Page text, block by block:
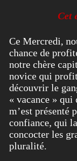
Cet
Ce Mercredi,
chance de
notre chère
novice qui
découvrir le
« vacance » qui
m’est présenté
confiance, qui
concocter les
pluralité.